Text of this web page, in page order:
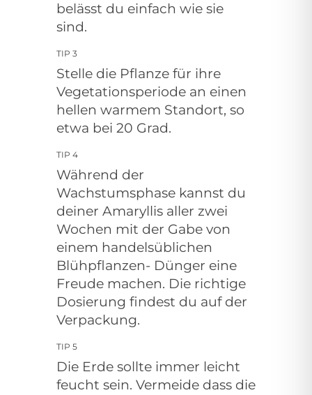
belässt du einfach wie sie
sind.
TIP 3
Stelle die Pflanze für ihre
Vegetationsperiode an einen
hellen warmem Standort, so
etwa bei 20 Grad.
TIP 4
Während der
Wachstumsphase kannst du
deiner Amaryllis aller zwei
Wochen mit der Gabe von
einem handelsüblichen
Blühpflanzen- Dünger eine
Freude machen. Die richtige
Dosierung findest du auf der
Verpackung.
TIP 5
Die Erde sollte immer leicht
feucht sein. Vermeide dass die